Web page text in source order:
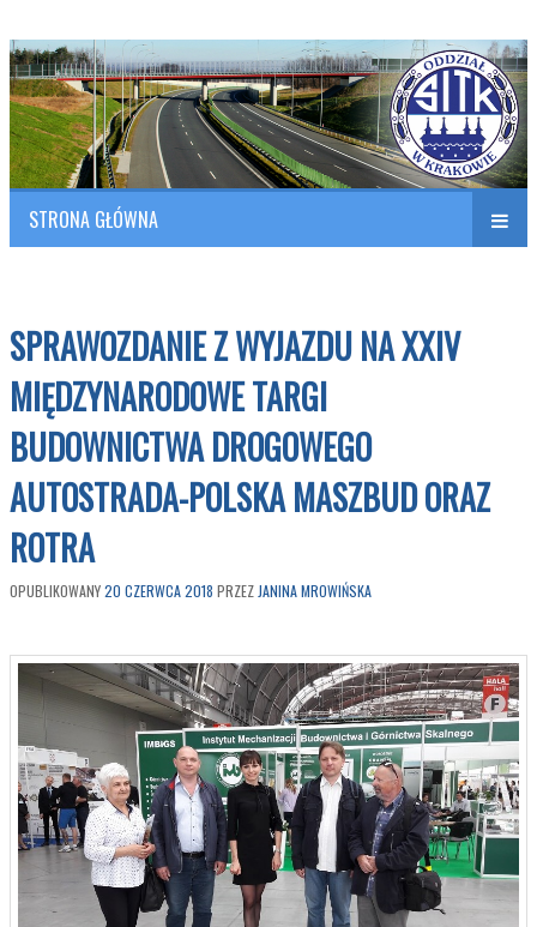
SITK RP Oddział w KRAKOWIE
Polish Association of Engineers & Technicians of Transportation
STRONA GŁÓWNA
SPRAWOZDANIE Z WYJAZDU NA XXIV
MIĘDZYNARODOWE TARGI
BUDOWNICTWA DROGOWEGO
AUTOSTRADA-POLSKA MASZBUD ORAZ
ROTRA
OPUBLIKOWANY20 CZERWCA 2018 PRZEZ JANINA MROWIŃSKA